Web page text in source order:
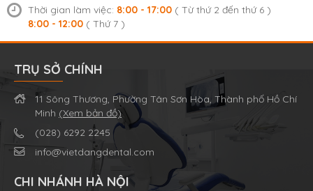
Thời gian làm việc: 8:00 - 17:00 ( Từ thứ 2 đến thứ 6 )
8:00 - 12:00 ( Thứ 7 )
TRỤ SỞ CHÍNH
11 Sông Thương, Phường Tân Sơn Hòa, Thành phố Hồ Chí
Minh (Xem bản đồ)
(028) 6292 2245
info@vietdangdental.com
CHI NHÁNH HÀ NỘI